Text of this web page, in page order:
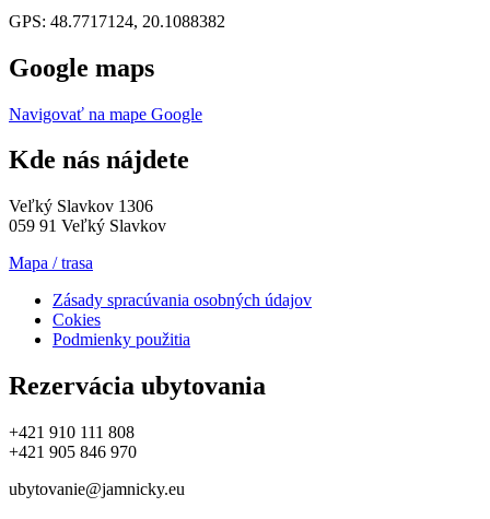
GPS: 48.7717124, 20.1088382
Google maps
Navigovať na mape Google
Kde nás nájdete
Veľký Slavkov 1306
059 91 Veľký Slavkov
Mapa / trasa
Zásady spracúvania osobných údajov
Cokies
Podmienky použitia
Rezervácia ubytovania
+421 910 111 808
+421 905 846 970
ubytovanie@jamnicky.eu